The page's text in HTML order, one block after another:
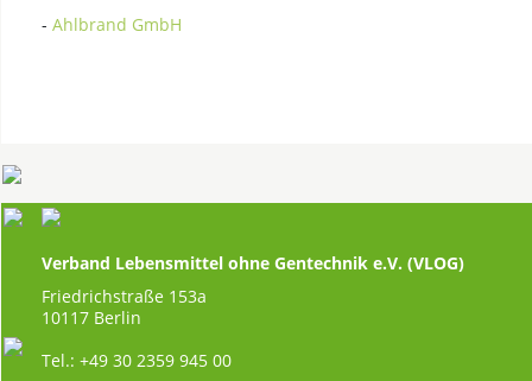
- Ahlbrand GmbH
Verband Lebensmittel ohne Gentechnik e.V. (VLOG)
Friedrichstraße 153a
10117 Berlin
Tel.: +49 30 2359 945 00